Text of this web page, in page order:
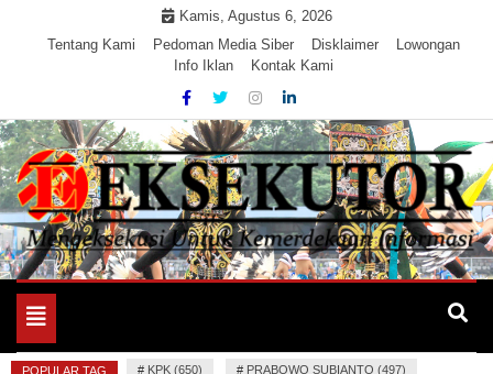
Kamis, Agustus 6, 2026
Tentang Kami
Pedoman Media Siber Disklaimer
Lowongan
Info Iklan
Kontak Kami
EKSEKUTOR
Mengeksekusi Berita Untuk Kemerdekaan dan Keadilan
Toggle
navigation
POPULAR TAG # KPK (650) # PRABOWO SUBIANTO (497)